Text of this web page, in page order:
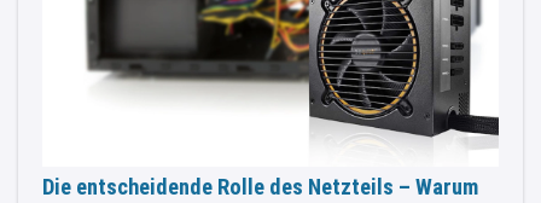
Die entscheidende Rolle des Netzteils – Warum